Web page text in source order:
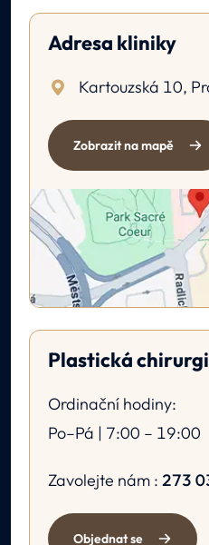
Adresa kliniky
Kartouzská 10,
Zobrazit na mapě
Plastická
Ordinační hodiny:
Po–Pá | 7:00 – 19:00
Zavolejte nám : 273
Objednat se